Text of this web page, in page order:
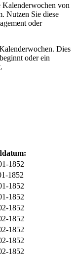
Kalenderwochen von
Nutzen Sie diese
oder
Dies
oder ein
1852
1852
1852
1852
1852
1852
1852
1852
1852